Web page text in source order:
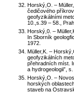
Horský,O. –
čedičového
geofyzikálními
10.,s.39 – 58.,
Horský,0. –
In Sborník
1972.
Müller,K. –
geofyzikálních
přehradních míst.
a hydrogeologii”,
Horský,O. –
horských
staveb na